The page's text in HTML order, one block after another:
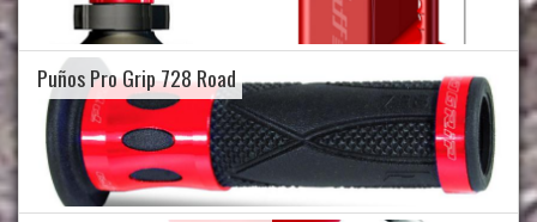
Puños Pro Grip 728 Road